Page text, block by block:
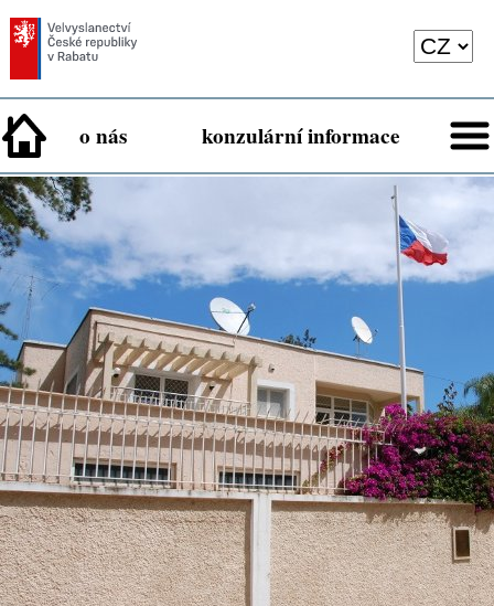
o nás konzulární informace